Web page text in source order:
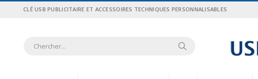
Allez
CLÉ USB PUBLICITAIRE ET ACCESSOIRES TECHNIQUES PERSONNALISABLES
Rechercher